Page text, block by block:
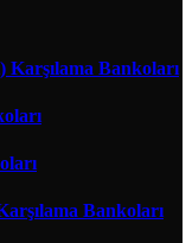
Karşılama Bankoları
Bankoları